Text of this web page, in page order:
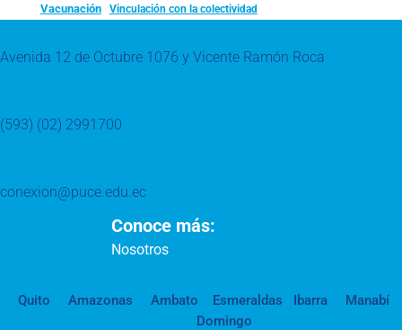
Vacunación
Vinculación con la colectividad
Avenida 12 de Octubre 1076 y Vicente Ramón Roca
(593) (02) 2991700
conexion@puce.edu.ec
Conoce más:
Nosotros
Quito Amazonas Ambato Esmeraldas Ibarra
Manabí
Domingo